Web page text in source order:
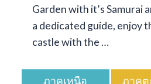
Garden with it’s Samurai
a dedicated guide, enjoy
castle with the …
ภาคเหนือ
ภาคต